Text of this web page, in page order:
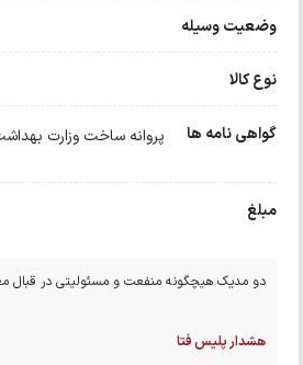
وضعیت وسیله
نوع کالا
گواهی نامه ها
پروانه ساخت وزارت
مبلغ
دو مدیک هیچگونه منفعت و مسئولیتی در قبال
هشدار پلیس فتا